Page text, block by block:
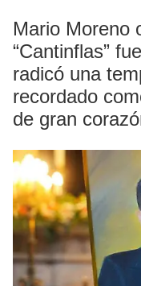
Mario Moreno
“Cantinflas”
radicó una
recordado
de gran